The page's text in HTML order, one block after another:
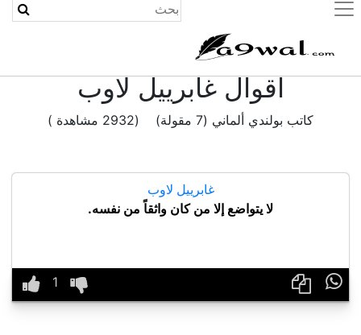
(current)
اقوال غابرييل لاوب
كاتب بولندي ألماني (7 مقولة) (2932 مشاهدة )
غابرييل لاوب
لا يتواضع إلا من كان واثقاً من نفسه.
